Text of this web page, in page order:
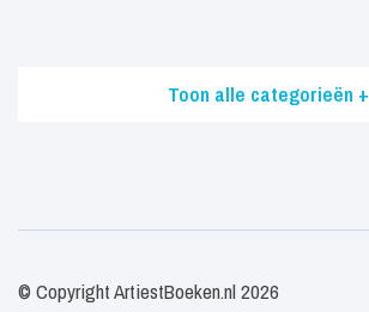
Toon alle categorieën +
© Copyright ArtiestBoeken.nl 2026